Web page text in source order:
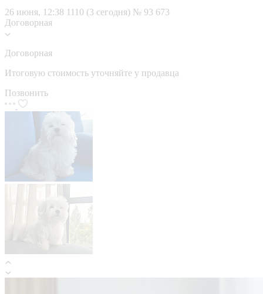
26 июня, 12:38 1110 (3 сегодня) № 93 673
Договорная
Договорная
Итоговую стоимость уточняйте у продавца
Позвонить